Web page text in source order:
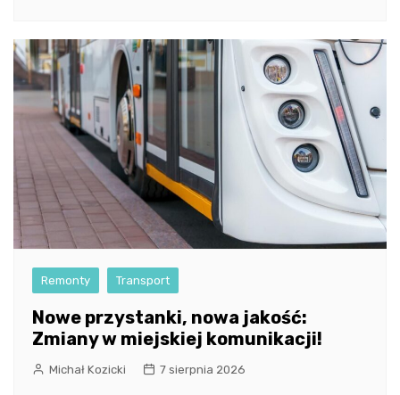
Remonty Transport
Nowe przystanki, nowa jakość:
Zmiany w miejskiej komunikacji!
Michał Kozicki 7 sierpnia 2026